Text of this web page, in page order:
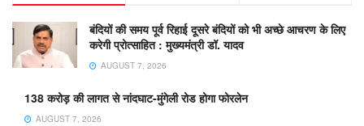
बंदियों की समय पूर्व रिहाई दूसरे बंदियों को भी अच्छे आचरण के लिए
करेगी प्रोत्साहित : मुख्यमंत्री डॉ. यादव
AUGUST 7, 2026
138 करोड़ की लागत से नांदघाट-मुंगेली रोड होगा फोरलेन
AUGUST 7, 2026